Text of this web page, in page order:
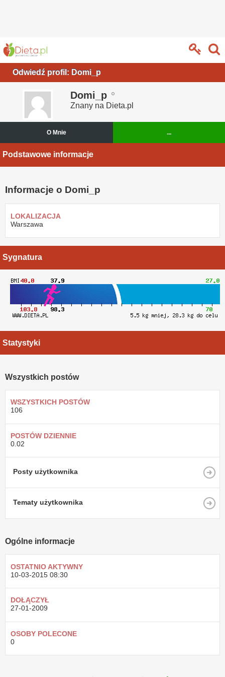
Odwiedź profil: Domi_p
Domi_p
Znany na Dieta.pl
O Mnie ...
Podstawowe informacje
Informacje o Domi_p
LOKALIZACJA
Warszawa
Sygnatura
Statystyki
Wszystkich postów
WSZYSTKICH POSTÓW
106
POSTÓW DZIENNIE
0.02
Posty użytkownika
Tematy użytkownika
Ogólne informacje
OSTATNIO AKTYWNY
10-03-2015 08:30
DOŁĄCZYŁ
27-01-2009
OSOBY POLECONE
0